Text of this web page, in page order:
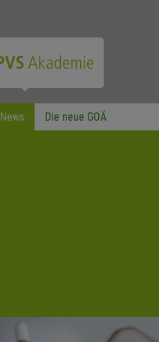
News Die neue GOÄ